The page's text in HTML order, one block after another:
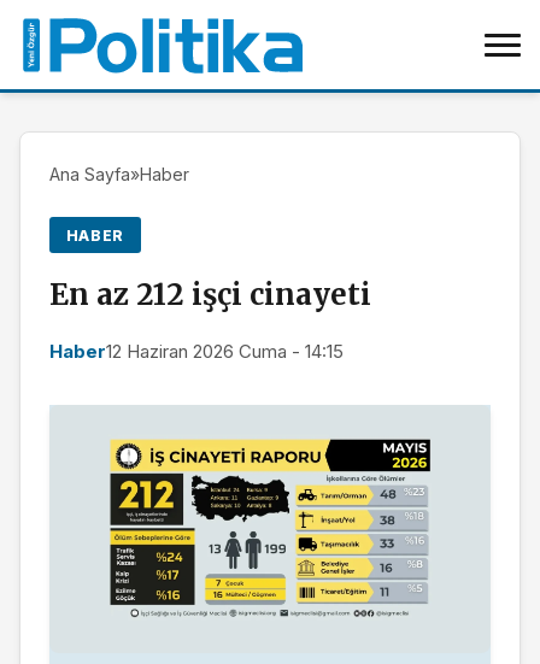
Ana Sayfa»Haber
HABER
En az 212 işçi cinayeti
Haber12 Haziran 2026 Cuma - 14:15